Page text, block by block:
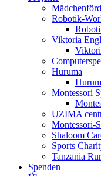
Robotik-
Viktoria
Huruma
Montessori
UZIMA
Montessori-
Shaloom
Sports
Tanzania
Spenden